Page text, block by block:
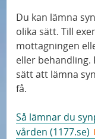
Du kan lämna
olika sätt. Till
mottagningen
eller behandling.
sätt att lämna
få.
Så lämnar du
vården (1177.se)